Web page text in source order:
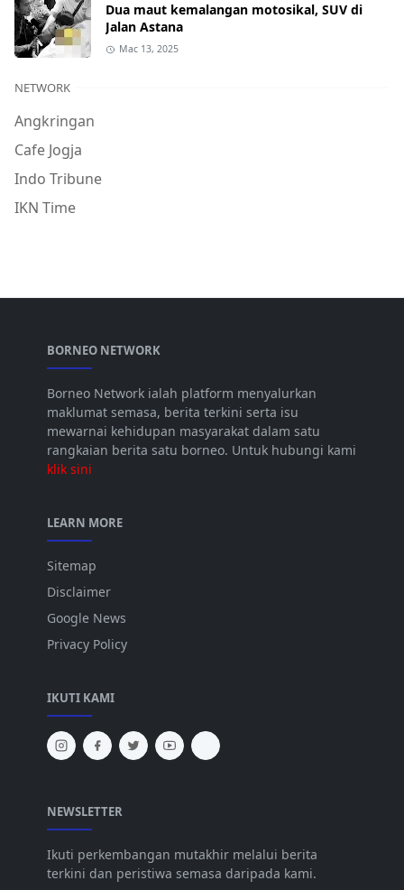
Dua maut kemalangan motosikal, SUV di
Jalan Astana
Mac 13, 2025
NETWORK
Angkringan
Cafe Jogja
Indo Tribune
IKN Time
BORNEO NETWORK
Borneo Network ialah platform menyalurkan
maklumat semasa, berita terkini serta isu
mewarnai kehidupan masyarakat dalam satu
rangkaian berita satu borneo. Untuk hubungi kami
klik sini
LEARN MORE
Sitemap
Disclaimer
Google News
Privacy Policy
IKUTI KAMI
NEWSLETTER
Ikuti perkembangan mutakhir melalui berita
terkini dan peristiwa semasa daripada kami.